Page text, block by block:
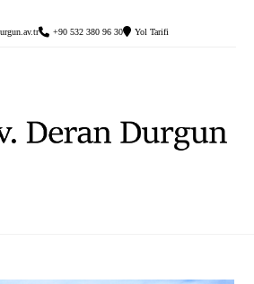
+90 532 380 96 30 Yol Tarifi